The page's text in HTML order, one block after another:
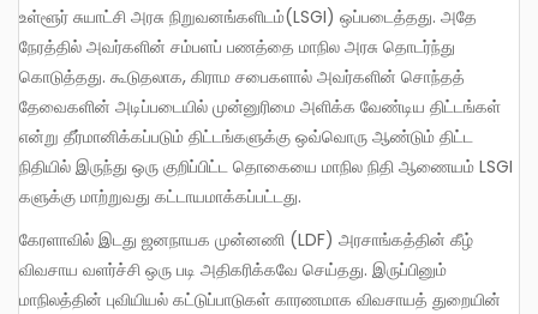
உள்ளூர் சுயாட்சி அரசு நிறுவனங்களிடம்(LSGI) ஒப்படைத்தது. அதே
நேரத்தில் அவர்களின் சம்பளப் பணத்தை மாநில அரசு தொடர்ந்து
கொடுத்தது. கூடுதலாக, கிராம சபைகளால் அவர்களின் சொந்தத்
தேவைகளின் அடிப்படையில் முன்னுரிமை அளிக்க வேண்டிய திட்டங்கள்
என்று தீர்மானிக்கப்படும் திட்டங்களுக்கு ஒவ்வொரு ஆண்டும் திட்ட
நிதியில் இருந்து ஒரு குறிப்பிட்ட தொகையை மாநில நிதி ஆணையம் LSGI
களுக்கு மாற்றுவது கட்டாயமாக்கப்பட்டது.
கேரளாவில் இடது ஜனநாயக முன்னணி (LDF) அரசாங்கத்தின் கீழ்
விவசாய வளர்ச்சி ஒரு படி அதிகரிக்கவே செய்தது. இருப்பினும்
மாநிலத்தின் புவியியல் கட்டுப்பாடுகள் காரணமாக விவசாயத் துறையின்